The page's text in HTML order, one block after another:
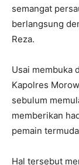
semangat
berlangsung
Reza.
Usai membuka
Kapolres
sebulum
memberikan
pemain
Hal tersebut